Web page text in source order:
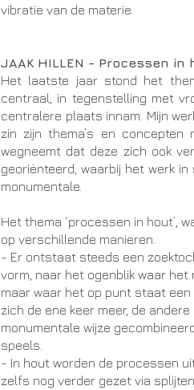
vibratie van de materie.
JAAK HILLEN - Processen in
Het laatste jaar stond het
centraal, in tegenstelling met
centralere plaats innam. Mijn
zin zijn thema’s en
wegneemt dat deze zich ook
georiënteerd, waarbij het werk
monumentale.
Het thema ‘processen in hout’,
op verschillende manieren.
- Er ontstaat steeds een
vorm, naar het ogenblik waar
maar waar het op punt staat een
zich de ene keer meer, de
monumentale wijze
speels.
- In hout worden de processen
zelfs nog verder gezet via